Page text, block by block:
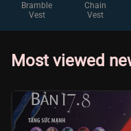
Bramble
Vest
Chain
Vest
Most viewed